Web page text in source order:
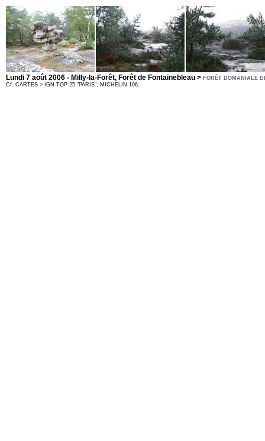
Lundi 7 août 2006 - Milly-la-Forêt, Forêt de Fontainebleau > FORÊT DOMANIALE
Cf. CARTES > IGN TOP 25 "PARIS", MICHELIN 106.